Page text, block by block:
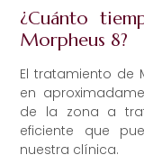
¿Cuánto
Morpheus 8?
El tratamiento de
en
de la zona a
eficiente que
nuestra clínica.